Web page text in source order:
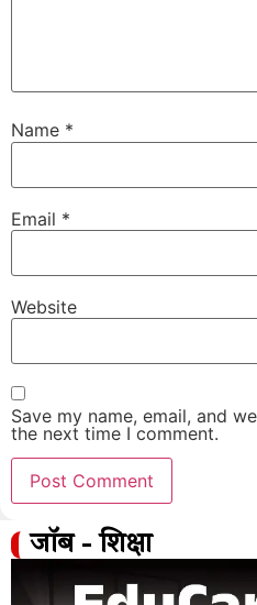
Name *
Email *
Website
Save my name, email, and
the next time I comment.
जॉब - शिक्षा